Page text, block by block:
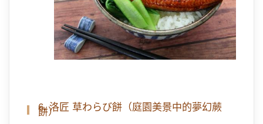
6. 洛匠 草わらび餅（庭園美景中的夢幻蕨
餅）